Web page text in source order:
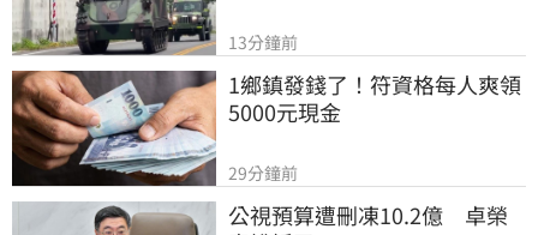
13分鐘前
1鄉鎮發錢了！符資格每人爽領
5000元現金
29分鐘前
公視預算遭刪凍10.2億　卓榮